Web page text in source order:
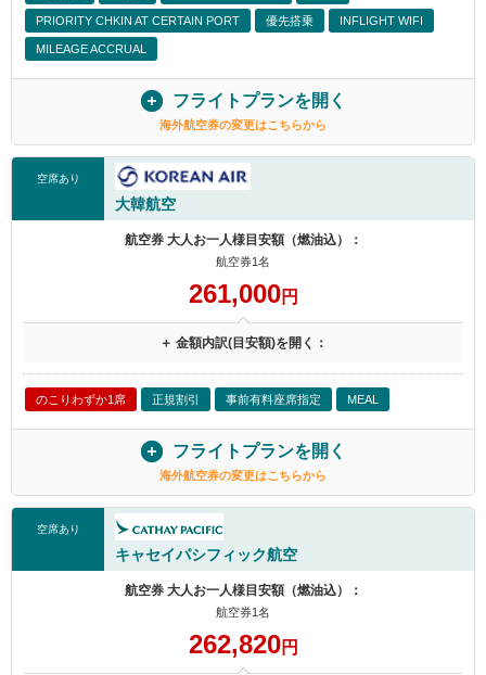
PRIORITY CHKIN AT CERTAIN PORT 優先搭乗 INFLIGHT WIFI
MILEAGE ACCRUAL
フライトプランを開く
海外航空券の変更はこちらから
空席あり
大韓航空
航空券 大人お一人様目安額（燃油込）：
航空券1名
261,000円
＋ 金額内訳(目安額)を開く：
のこりわずか1席 正規割引 事前有料座席指定 MEAL
フライトプランを開く
海外航空券の変更はこちらから
空席あり
キャセイパシフィック航空
航空券 大人お一人様目安額（燃油込）：
航空券1名
262,820円